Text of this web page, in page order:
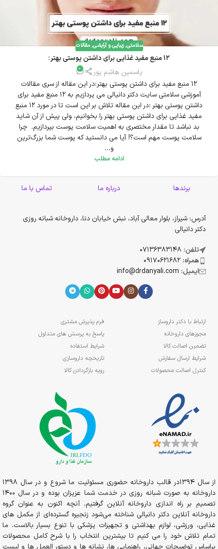
سلامتی,زیبایی و آرایشی,مقالات
12 منبع مفید غذایی برای داشتن پوستی بهتر:
یاسمین هاشم پور
0
12 منبع مفید برای داشتن پوستی بهتر:در این مقاله از سری مقالات
آموزشی سلامتی سایت دکتر دانیالی می پردازیم به 12 منبع مفید برای
داشتن پوستی بهتر :در این مقاله تلاش بر این است تا در مورد ۱۲ منبع
مفید غذایی برای داشتن پوستی بهتر را بخوانیم، ولی پیش از آن شاید
بد نباشد تا مقدار مختصری به اهمیت سلامت پوست بپردازیم. چرا
سلامت پوست مهم است؟! آیا می دانستید که پوست شما بزرگ‌ترین
و...
ادامه مطلب
برندها درباره ما تماس با ما
آدرس: شیراز، بلوار معالی آباد، نبش خیابان دنا، داروخانه شبانه روزی
دکتر دانیالی
تلفن: 07136383148
همراه: 09170621682
ایمیل: info@drdanyali.com
ارتباط با دکتر داروساز
مجوزهای داروخانه
تضمین اصالت کالا
شرایط ارسال سفارش
کنترل اصالت محصولات
فرم پذیرش مشتری
پاسخ به پرسش های متداول
شرایط استفاده
تاریخچه داروسازی
رویه بازگردادن کالا
از سال 1394در قالب داروخانه حضوری مسئولیت ما شروع و در سال 1398
داروخانه به صورت شبانه روزی در خدمت شما عزیزان بوده و در سال 1400
تصمیم بر راه اندازی داروخانه آنلاین گرفتیم. آنچه اکنون به عنوان گروه
داروخانه آنلاین دکتر دانیالی شناخته می‌شود زنجیره گسترده‌ای از مکمل های
غذایی، ورزشی، لوازم بهداشتی و تجهیزات پزشکی با تنوع بسیار بالاست. ما
تمام تلاش خود را می کنیم تا بیشترین انتخاب را با شرح کامل محصولات
براساس توضیحات جهانی، راهنمایی ها، نشانه ها و دستور العمل ها و لیست